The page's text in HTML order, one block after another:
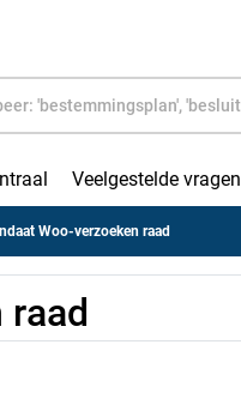
Veelgestelde vragen
Woo-verzoeken raad
raad